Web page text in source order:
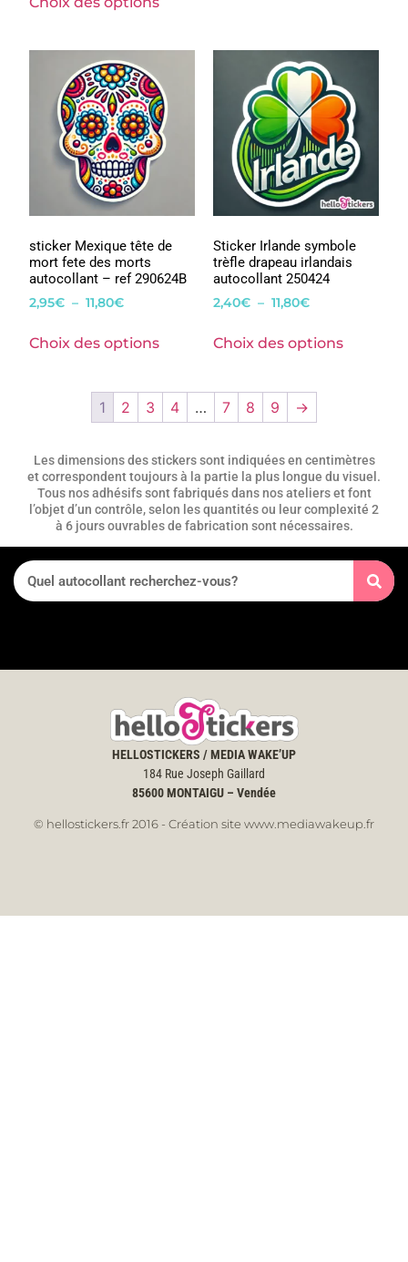
sticker Mexique tête de
mort fete des morts
autocollant – ref 290624B
2,95€ – 11,80€
Choix des options
Sticker Irlande symbole
trèfle drapeau irlandais
autocollant 250424
2,40€ – 11,80€
Choix des options
1 2 3 4 … 7 8 9 →
Les dimensions des stickers sont indiquées en centimètres
et correspondent toujours à la partie la plus longue du visuel.
Tous nos adhésifs sont fabriqués dans nos ateliers et font
l’objet d’un contrôle, selon les quantités ou leur complexité 2
à 6 jours ouvrables de fabrication sont nécessaires.
HELLOSTICKERS / MEDIA WAKE’UP
184 Rue Joseph Gaillard
85600MONTAIGU – Vendée
© hellostickers.fr 2016 - Création site www.mediawakeup.fr